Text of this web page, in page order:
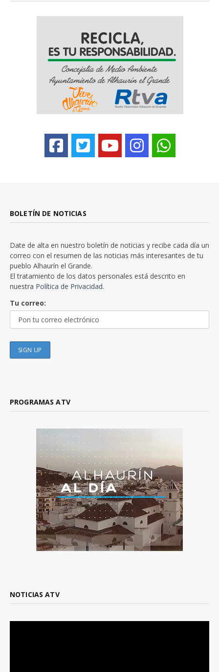
BOLETÍN DE NOTICIAS
Date de alta en nuestro boletín de noticias y recibe cada día un
correo con el resumen de las noticias más interesantes de tu
pueblo Alhaurín el Grande.
El tratamiento de los datos personales está descrito en
nuestra Política de Privacidad.
Tu correo:
PROGRAMAS ATV
NOTICIAS ATV